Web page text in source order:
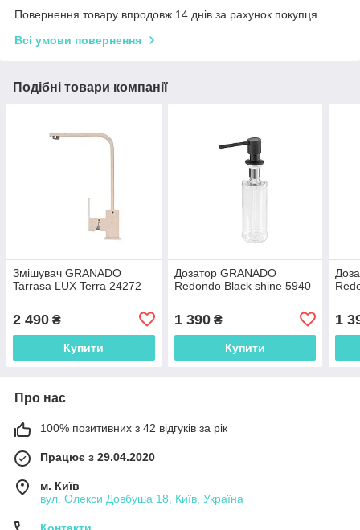
Повернення товару впродовж 14 днів за рахунок покупця
Всі умови повернення
Подібні товари компанії
Змішувач GRANADO
Tarrasa LUX Terra 24272
2 490 ₴
Купити
Дозатор GRANADO
Redondo Black shine 5940
1 390₴
Купити
1
Про нас
100% позитивних з 42 відгуків за рік
Працює з 29.04.2020
м. Київ
вул. Олекси Довбуша 18, Київ, Україна